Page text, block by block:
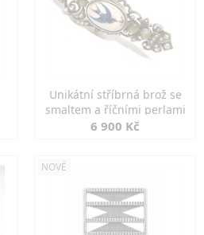
Unikátní stříbrná brož se
smaltem a říčními perlami
6 900 Kč
NOVÉ